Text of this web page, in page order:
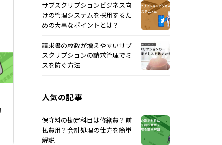
サブスクリプションビジネス向
けの管理システムを採用するた
めの大事なポイントとは？
請求書の枚数が増えやすいサブ
スクリプションの請求管理でミ
スを防ぐ方法
人気の記事
保守料の勘定科目は修繕費？前
払費用？会計処理の仕方を簡単
解説